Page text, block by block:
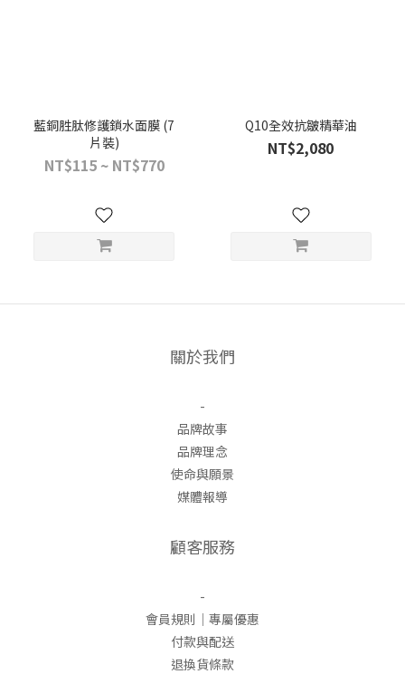
藍銅胜肽修護鎖水面膜 (7
片裝)
NT$115 ~ NT$770
Q10全效抗皺精華油
NT$2,080
關於我們
-
品牌故事
品牌理念
使命與願景
媒體報導
顧客服務
-
會員規則｜專屬優惠
付款與配送
退換貨條款